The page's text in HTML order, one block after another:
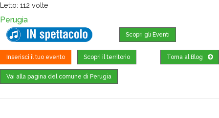
Letto: 112 volte
Perugia
Scopri gli Eventi
Inserisci il tuo evento Scopri il territorio Torna al Blog
Vai alla pagina del comune di Perugia